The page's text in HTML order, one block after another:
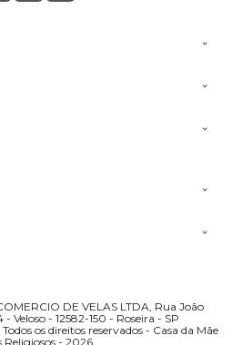
DE VELAS LTDA, Rua João
Veloso - 12582-150 - Roseira - SP
os direitos reservados - Casa da Mãe
Religiosos - 2026